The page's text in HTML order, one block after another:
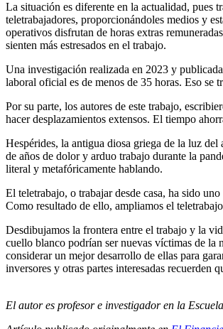
La situación es diferente en la actualidad, pues
teletrabajadores, proporcionándoles medios y
operativos disfrutan de horas extras
sienten más estresados en el trabajo.
Una investigación realizada en 2023 y
laboral oficial es de menos de 35 horas. Eso se
Por su parte, los autores de este trabajo,
hacer desplazamientos extensos. El tiempo
Hespérides, la antigua diosa griega de la luz
de años de dolor y arduo trabajo durante la
literal y metafóricamente hablando.
El teletrabajo, o trabajar desde casa, ha sido
Como resultado de ello, ampliamos el
Desdibujamos la frontera entre el trabajo y la
cuello blanco podrían ser nuevas víctimas de la
considerar un mejor desarrollo de ellas para
inversores y otras partes interesadas recuerden
El autor es profesor e investigador en la